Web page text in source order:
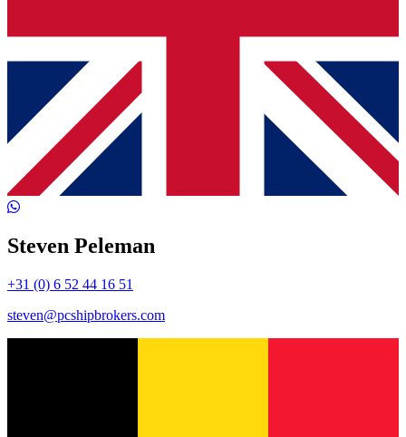
Steven Peleman
+31 (0) 6 52 44 16 51
steven@pcshipbrokers.com